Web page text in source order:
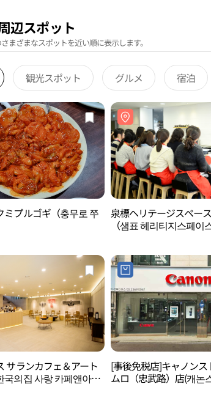
辺スポット
まざまなスポットを近い順に表示します。
観光スポット グルメ 宿泊
ミプルゴギ（충무로 쭈
泉標ヘリテージスペー
（샘표 헤리티지스페이
サランカフェ＆アート
국의집 사랑 카페앤아트
[事後免税店]キャノン
ムロ（忠武路）店(캐논